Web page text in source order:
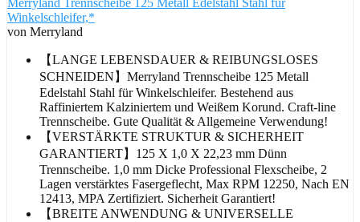
Merryland Trennscheibe 125 Metall Edelstahl Stahl für
Winkelschleifer,*
von Merryland
【LANGE LEBENSDAUER & REIBUNGSLOSES
SCHNEIDEN】Merryland Trennscheibe 125 Metall
Edelstahl Stahl für Winkelschleifer. Bestehend aus
Raffiniertem Kalziniertem und Weißem Korund. Craft-line
Trennscheibe. Gute Qualität & Allgemeine Verwendung!
【VERSTÄRKTE STRUKTUR & SICHERHEIT
GARANTIERT】125 X 1,0 X 22,23 mm Dünn
Trennscheibe. 1,0 mm Dicke Professional Flexscheibe, 2
Lagen verstärktes Fasergeflecht, Max RPM 12250, Nach EN
12413, MPA Zertifiziert. Sicherheit Garantiert!
【BREITE ANWENDUNG & UNIVERSELLE